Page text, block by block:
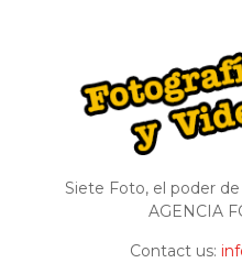
Siete Foto, el poder
AGENCIA
Contact us: